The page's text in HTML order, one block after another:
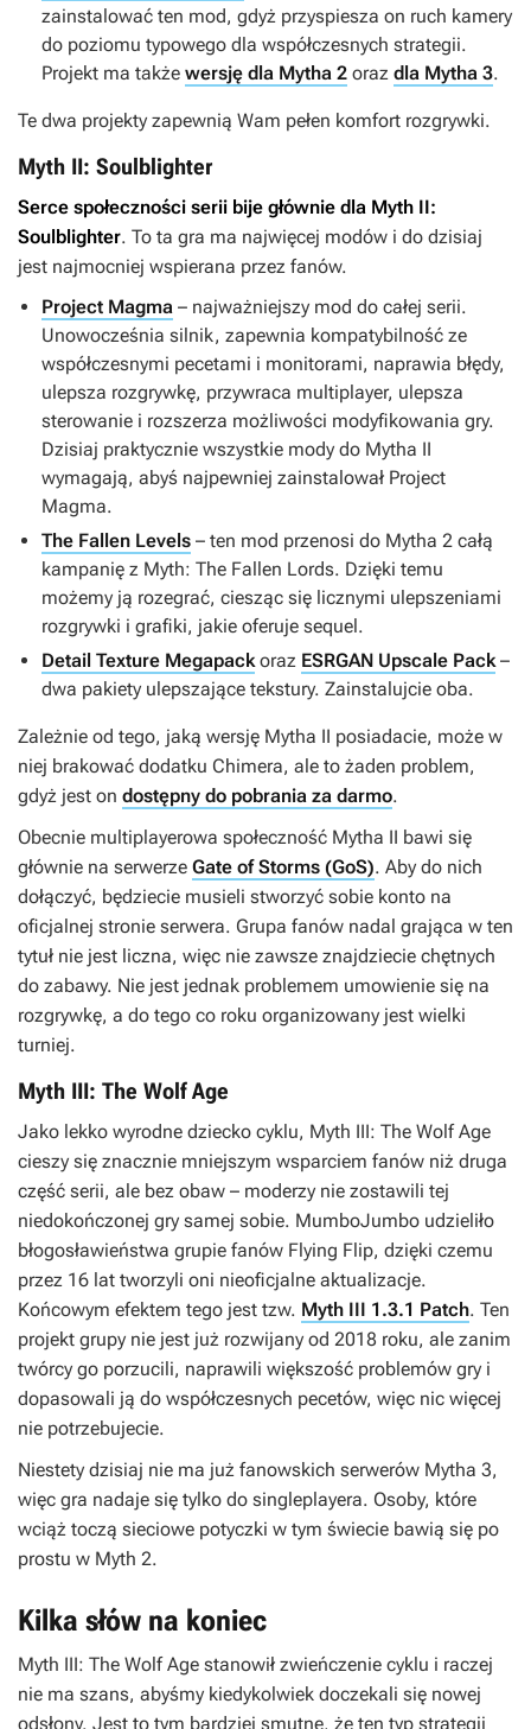
zainstalować ten mod, gdyż przyspiesza on ruch kamery
do poziomu typowego dla współczesnych strategii.
Projekt ma także wersję dla Mytha 2 oraz dla Mytha 3.
Te dwa projekty zapewnią Wam pełen komfort rozgrywki.
Myth II: Soulblighter
Serce społeczności serii bije głównie dla Myth II:
Soulblighter. To ta gra ma najwięcej modów i do dzisiaj
jest najmocniej wspierana przez fanów.
Project Magma – najważniejszy mod do całej serii.
Unowocześnia silnik, zapewnia kompatybilność ze
współczesnymi pecetami i monitorami, naprawia błędy,
ulepsza rozgrywkę, przywraca multiplayer, ulepsza
sterowanie i rozszerza możliwości modyfikowania gry.
Dzisiaj praktycznie wszystkie mody do Mytha II
wymagają, abyś najpewniej zainstalował Project
Magma.
The Fallen Levels – ten mod przenosi do Mytha 2 całą
kampanię z Myth: The Fallen Lords. Dzięki temu
możemy ją rozegrać, ciesząc się licznymi ulepszeniami
rozgrywki i grafiki, jakie oferuje sequel.
Detail Texture Megapackoraz ESRGAN Upscale Pack–
dwa pakiety ulepszające tekstury. Zainstalujcie oba.
Zależnie od tego, jaką wersję Mytha II posiadacie, może w
niej brakować dodatku Chimera, ale to żaden problem,
gdyż jest on dostępny do pobrania za darmo.
Obecnie multiplayerowa społeczność Mytha II bawi się
głównie na serwerze Gate of Storms (GoS). Aby do nich
dołączyć, będziecie musieli stworzyć sobie konto na
oficjalnej stronie serwera. Grupa fanów nadal grająca w ten
tytuł nie jest liczna, więc nie zawsze znajdziecie chętnych
do zabawy. Nie jest jednak problemem umowienie się na
rozgrywkę, a do tego co roku organizowany jest wielki
turniej.
Myth III: The Wolf Age
Jako lekko wyrodne dziecko cyklu, Myth III: The Wolf Age
cieszy się znacznie mniejszym wsparciem fanów niż druga
część serii, ale bez obaw – moderzy nie zostawili tej
niedokończonej gry samej sobie. MumboJumbo udzieliło
błogosławieństwa grupie fanów Flying Flip, dzięki czemu
przez 16 lat tworzyli oni nieoficjalne aktualizacje.
Końcowym efektem tego jest tzw. Myth III 1.3.1 Patch. Ten
projekt grupy nie jest już rozwijany od 2018 roku, ale zanim
twórcy go porzucili, naprawili większość problemów gry i
dopasowali ją do współczesnych pecetów, więc nic więcej
nie potrzebujecie.
Niestety dzisiaj nie ma już fanowskich serwerów Mytha 3,
więc gra nadaje się tylko do singleplayera. Osoby, które
wciąż toczą sieciowe potyczki w tym świecie bawią się po
prostu w Myth 2.
Kilka słów na koniec
Myth III: The Wolf Age stanowił zwieńczenie cyklu i raczej
nie ma szans, abyśmy kiedykolwiek doczekali się nowej
odsłony. Jest to tym bardziej smutne, że ten typ strategii